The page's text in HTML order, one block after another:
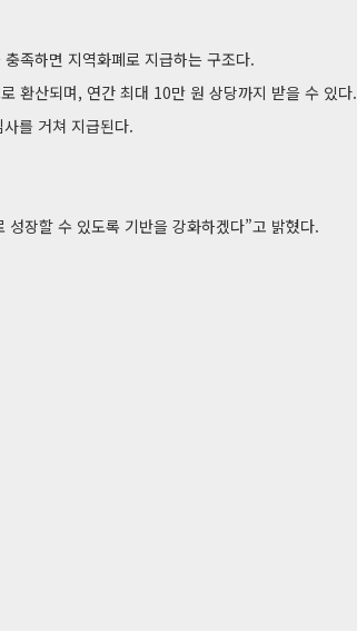
족하면 지역화폐로 지급하는 구조다.
환산되며, 연간 최대 10만 원 상당까지 받을 수 있다.
를 거쳐 지급된다.
장할 수 있도록 기반을 강화하겠다”고 밝혔다.